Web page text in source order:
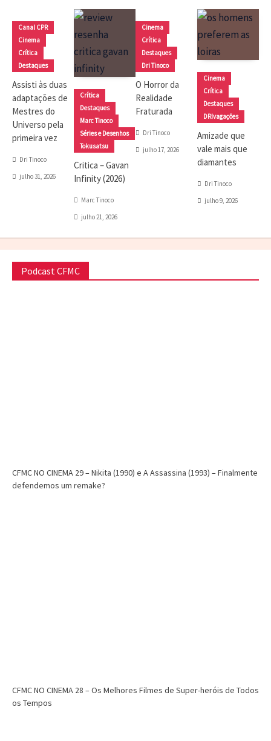
Canal CPR
Cinema
Crítica
Destaques
Assisti às duas
adaptações de
Mestres do
Universo pela
primeira vez
Dri Tinoco
julho 31, 2026
Crítica
Destaques
Marc Tinoco
Séries e Desenhos
Tokusatsu
Critica – Gavan
Infinity (2026)
Marc Tinoco
julho 21, 2026
Cinema
Crítica
Destaques
Dri Tinoco
O Horror da
Realidade
Fraturada
Dri Tinoco
julho 17, 2026
Cinema
Crítica
Destaques
DRIvagações
Amizade que
vale mais que
diamantes
Dri Tinoco
julho 9, 2026
Podcast CFMC
CFMC NO CINEMA 29 – Nikita (1990) e A Assassina (1993) – Finalmente
defendemos um remake?
CFMC NO CINEMA 28 – Os Melhores Filmes de Super-heróis de Todos
os Tempos